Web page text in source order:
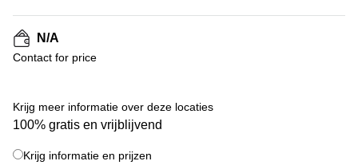
huren in
Gent
Handelspand
Location
centre
à Mons
N/A
Contact for price
Krijg meer informatie over deze locaties
100% gratis en vrijblijvend
Krijg informatie en prijzen